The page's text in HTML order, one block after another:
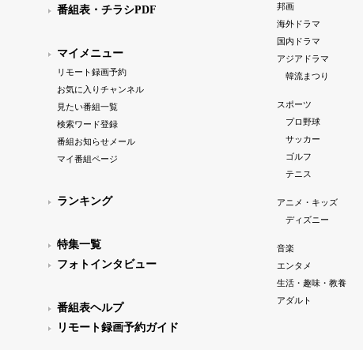
番組表・チラシPDF
マイメニュー
リモート録画予約
お気に入りチャンネル
見たい番組一覧
検索ワード登録
番組お知らせメール
マイ番組ページ
ランキング
特集一覧
フォトインタビュー
番組表ヘルプ
リモート録画予約ガイド
邦画
海外ドラマ
国内ドラマ
アジアドラマ
韓流まつり
スポーツ
プロ野球
サッカー
ゴルフ
テニス
アニメ・キッズ
ディズニー
音楽
エンタメ
生活・趣味・教養
アダルト